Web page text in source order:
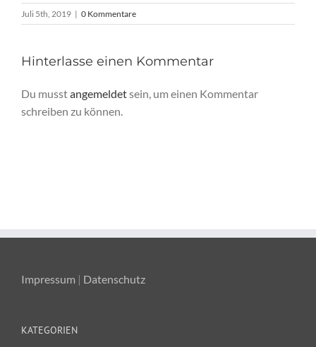
Juli 5th, 2019 | 0 Kommentare
Hinterlasse einen Kommentar
Du musstangemeldetsein, um einen Kommentar
schreiben zu können.
Impressum | Datenschutz
KATEGORIEN